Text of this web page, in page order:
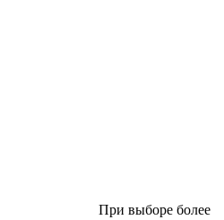
При выборе более